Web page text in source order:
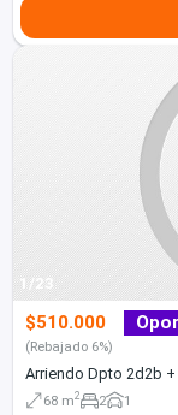
1/23
$510.000
(Rebajado 6%)
Arriendo Dpto 2d2b
68 m2 2 1